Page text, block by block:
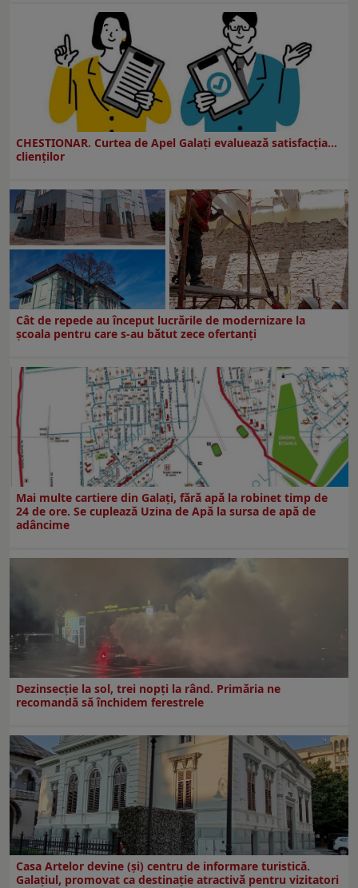
CHESTIONAR. Curtea de Apel Galați evaluează satisfacția...
clienților
Cât de repede au început lucrările de modernizare la
şcoala pentru care s-au bătut zece ofertanţi
Mai multe cartiere din Galați, fără apă la robinet timp de
24 de ore. Se cuplează Uzina de Apă la sursa de apă de
adâncime
Dezinsecţie la sol, trei nopţi la rând. Primăria ne
recomandă să închidem ferestrele
Casa Artelor devine (şi) centru de informare turistică.
Galaţiul, promovat ca destinaţie atractivă pentru vizitatori